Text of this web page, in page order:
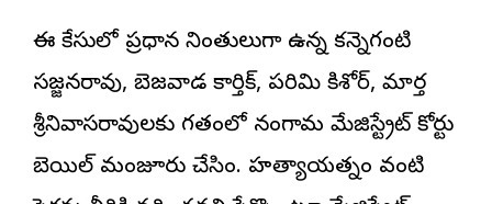
ఈ కేసులో ప్రధాన నిందితులుగా ఉన్న కన్నెగంటి
సజ్జనరావు, బెజవాడ కార్తిక్, పరిమి కిశోర్, మార్త
శ్రీనివాసరావులకు గతంలో నందిగామ మేజిస్ట్రేట్ కోర్టు
బెయిల్ మంజూరు చేసింది. హత్యాయత్నం వంటి